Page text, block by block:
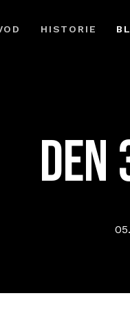
HISTORIE